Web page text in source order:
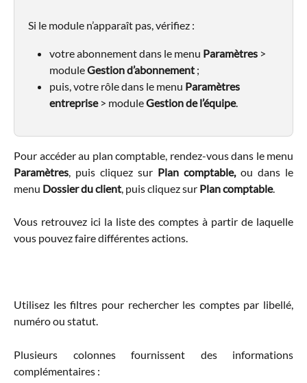
Si le module n’apparaît pas, vérifiez :
votre abonnement dans le menu Paramètres >
module Gestion d’abonnement ;
puis, votre rôle dans le menu Paramètres
entreprise > module Gestion de l’équipe.
Pour accéder au plan comptable, rendez-vous dans le menu
Paramètres, puis cliquez sur Plan comptable,ou dans le
menu Dossier du client, puis cliquez sur Plan comptable.
Vous retrouvez ici la liste des comptes à partir de laquelle
vous pouvez faire différentes actions.
Utilisez les filtres pour rechercher les comptes par libellé,
numéro ou statut.
Plusieurs colonnes fournissent des informations
complémentaires :